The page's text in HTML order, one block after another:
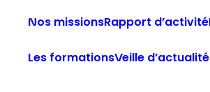
Nos missionsRapport d’activité
Les formationsVeille d’actualité